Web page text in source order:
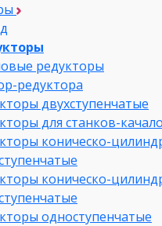
редукторы
редуктора
двухступенчатые
для станков-
коническо-
коническо-
одноступенчатые